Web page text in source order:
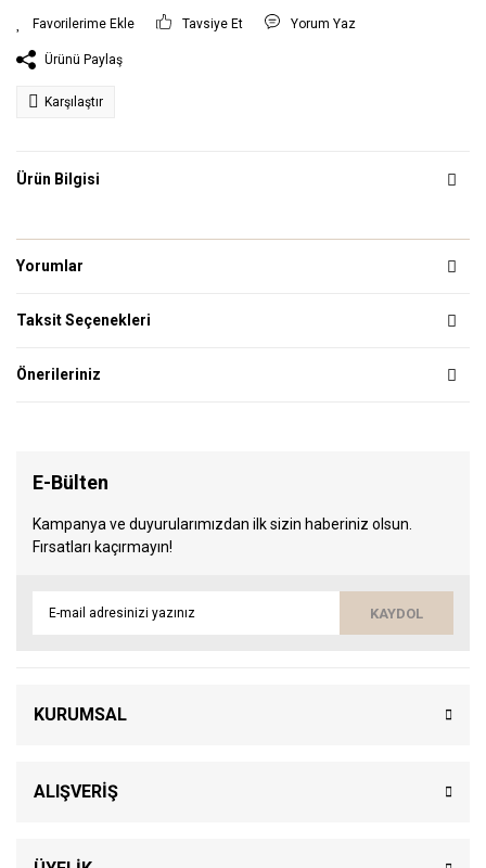
Tavsiye Et Yorum Yaz
Ürünü Paylaş
Karşılaştır
Ürün Bilgisi
Yorumlar
Taksit Seçenekleri
Önerileriniz
E-Bülten
Kampanya ve duyurularımızdan ilk sizin haberiniz olsun.
Fırsatları kaçırmayın!
KAYDOL
KURUMSAL
ALIŞVERİŞ